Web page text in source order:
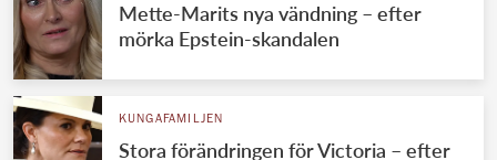
Mette-Marits nya vändning – efter
mörka Epstein-skandalen
KUNGAFAMILJEN
Stora förändringen för Victoria – efter